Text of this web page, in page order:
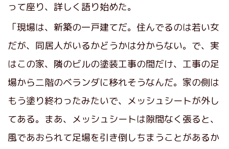
って座り、詳しく語り始めた。
「現場は、新築の一戸建てだ。住んでるのは若い女
だが、同居人がいるかどうかは分からない。で、実
はこの家、隣のビルの塗装工事の間だけ、工事の足
場から二階のベランダに移れそうなんだ。家の側は
もう塗り終わったみたいで、メッシュシートが外し
てある。まあ、メッシュシートは隙間なく張ると、
風であおられて足場を引き倒しちまうことがあるか